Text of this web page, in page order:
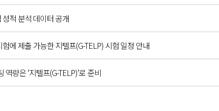
적 분석 데이터 공개
에 제출 가능한 지텔프(G-TELP) 시험 일정 안내
량은 ‘지텔프(G-TELP)’로 준비